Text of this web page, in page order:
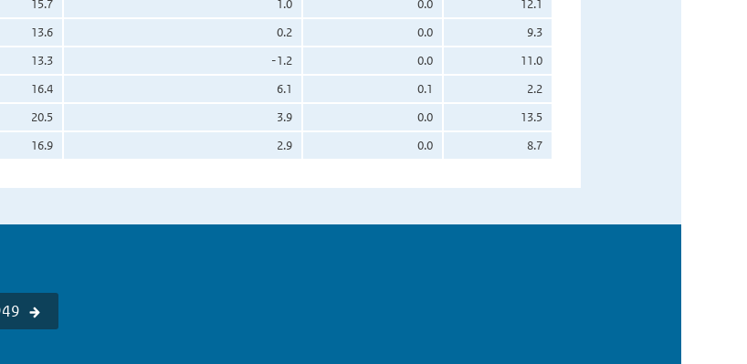
15.7 1.0 0.0
12.1
13.6 0.2 0.0
9.3
13.3 -1.2 0.0
11.0
16.4 6.1 0.1
2.2
20.5 3.9 0.0
13.5
16.9 2.9 0.0 8.7